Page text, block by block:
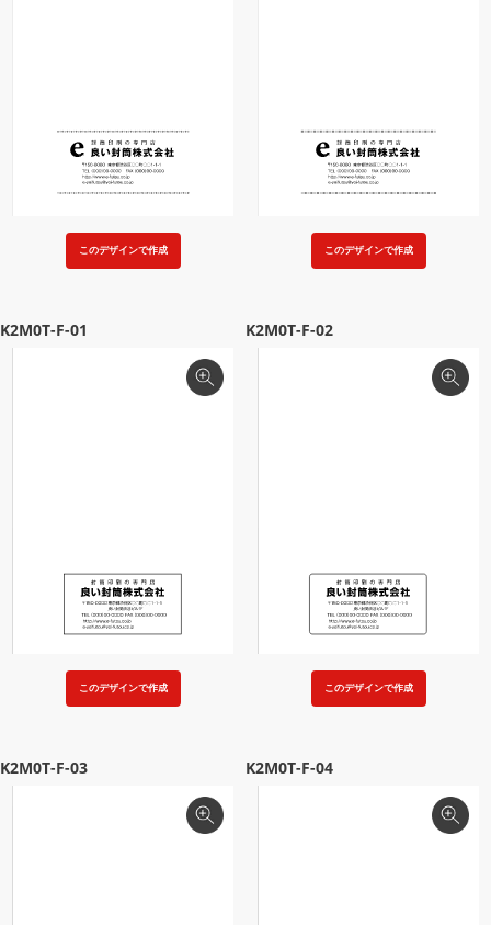
このデザインで作成 このデザインで作成
K2M0T-F-01
このデザインで作成
K2M0T-F-02
このデザインで作成
K2M0T-F-03 K2M0T-F-04